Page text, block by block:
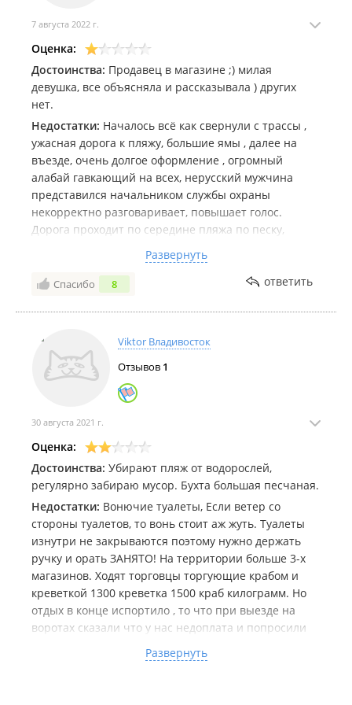
7 августа 2022 г.
Оценка:
Достоинства: Продавец в магазине ;) милая
девушка, все объясняла и рассказывала ) других
нет.
Недостатки: Началось всё как свернули с трассы ,
ужасная дорога к пляжу, большие ямы , далее на
въезде, очень долгое оформление , огромный
алабай гавкающий на всех, нерусский мужчина
представился начальником службы охраны
некорректно разговаривает, повышает голос.
Дорога проходит по середине пляжа по песку,
Пляж абсолютно не убирался, весь в пакетах,
бутылках , морских водорослях и тухлых рыбках.
03.08.22г, никакого Wi-Fi и телевидения там и близко
осушители и один сломаным вентилятор,
кондиционеры нужны срочно !!!! Сторона озёра
которая около дома затянуто тиной, чтобы
искупаться надо обходить на другую сторону.
На беседку не выведен свет , беседка вся кривая , на
улицу не выведена вода .
Море грязное очень, огромные волны
непрекращающиеся.
Ещё момент по поводу сети, Билайн в 10 вечера
глушили и утром включали, но толку, особо не брал .
В домике была связь Теле2, Мегафон точно, Билайн
глухо . Продавец сказала что рядом полигон и они
часто глушат вышки сотовой связи , когда учения
проводят.
Никогда не поеду сюда .
Развернуть
Спасибо 8 ответить
Viktor Владивосток
Отзывов 1
30 августа 2021 г.
Оценка:
Достоинства: Убирают пляж от водорослей,
регулярно забираю мусор. Бухта большая песчаная.
Недостатки: Вонючие туалеты, Если ветер со
стороны туалетов, то вонь стоит аж жуть. Туалеты
изнутри не закрываются поэтому нужно держать
ручку и орать ЗАНЯТО! На территории больше 3-х
магазинов. Ходят торговцы торгующие крабом и
креветкой 1300 креветка 1500 краб килограмм. Но
отдых в конце испортило , то что при выезде на
воротах сказали что у нас недоплата и попросили
оплатили за 2-е суток субота и воскресенье и
Развернуть